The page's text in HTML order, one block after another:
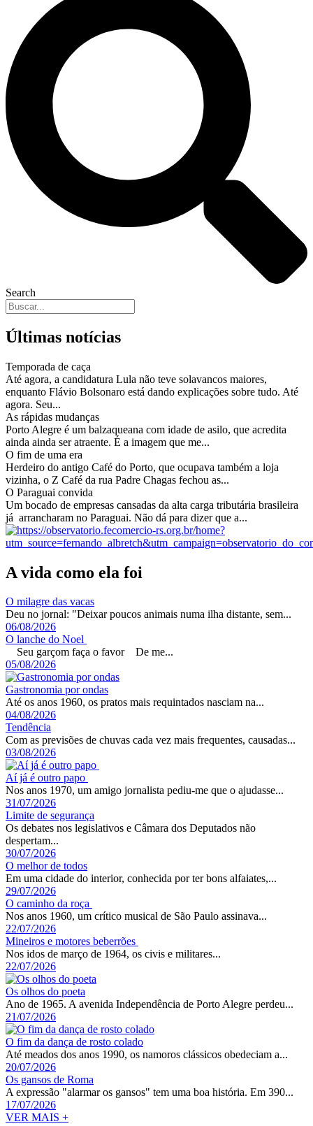
Search
Últimas notícias
Temporada de caça
Até agora, a candidatura Lula não teve solavancos maiores,
enquanto Flávio Bolsonaro está dando explicações sobre tudo. Até
agora. Seu...
As rápidas mudanças
Porto Alegre é um balzaqueana com idade de asilo, que acredita
ainda ainda ser atraente. É a imagem que me...
O fim de uma era
Herdeiro do antigo Café do Porto, que ocupava também a loja
vizinha, o Z Café da rua Padre Chagas fechou as...
O Paraguai convida
Um bocado de empresas cansadas da alta carga tributária brasileira
já arrancharam no Paraguai. Não dá para dizer que a...
A vida como ela foi
O milagre das vacas
Deu no jornal: "Deixar poucos animais numa ilha distante, sem...
06/08/2026
O lanche do Noel
Seu garçom faça o favor De me...
05/08/2026
Gastronomia por ondas
Até os anos 1960, os pratos mais requintados nasciam na...
04/08/2026
Tendência
Com as previsões de chuvas cada vez mais frequentes, causadas...
03/08/2026
Aí já é outro papo
Nos anos 1970, um amigo jornalista pediu-me que o ajudasse...
31/07/2026
Limite de segurança
Os debates nos legislativos e Câmara dos Deputados não
despertam...
30/07/2026
O melhor de todos
Em uma cidade do interior, conhecida por ter bons alfaiates,...
29/07/2026
O caminho da roça
Nos anos 1960, um crítico musical de São Paulo assinava...
22/07/2026
Mineiros e motores beberrões
Nos idos de março de 1964, os civis e militares...
22/07/2026
Os olhos do poeta
Ano de 1965. A avenida Independência de Porto Alegre perdeu...
21/07/2026
O fim da dança de rosto colado
Até meados dos anos 1990, os namoros clássicos obedeciam a...
20/07/2026
Os gansos de Roma
A expressão "alarmar os gansos" tem uma boa história. Em 390...
17/07/2026
VER MAIS +